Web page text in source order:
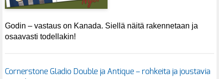
Godin – vastaus on Kanada. Siellä näitä rakennetaan ja
osaavasti todellakin!
Cornerstone Gladio Double ja Antique – rohkeita ja joustavia